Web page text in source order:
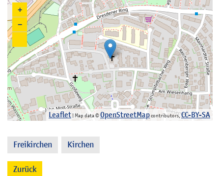
+
−
Leaflet | Map data ©OpenStreetMapcontributors,CC-BY-SA
Freikirchen Kirchen
Zurück